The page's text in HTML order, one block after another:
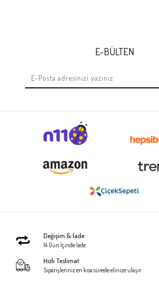
E-BÜLTEN
Değişim & İade
14 Gün İçinde İade
Hızlı Teslimat
Siparişleriniz en kısa sürede elinize ulaşır.